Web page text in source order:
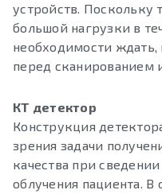
устройств. Поскольку
большой нагрузки в
необходимости ждать,
перед сканированием
КТ детектор
Конструкция
зрения задачи
качества при
облучения пациента.